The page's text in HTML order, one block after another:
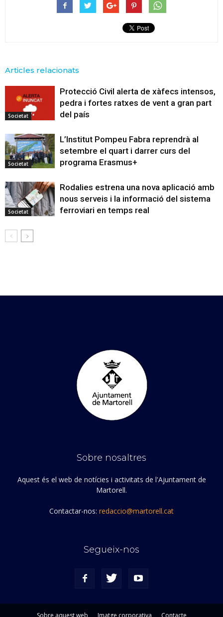
Articles relacionats
Societat
Protecció Civil alerta de xàfecs intensos,
pedra i fortes ratxes de vent a gran part
del país
Societat
L’Institut Pompeu Fabra reprendrà al
setembre el quart i darrer curs del
programa Erasmus+
Societat
Rodalies estrena una nova aplicació amb
nous serveis i la informació del sistema
ferroviari en temps real
Sobre nosaltres
Aquest és el web de notícies i activitats de l'Ajuntament de
Martorell.
Contactar-nos: redaccio@martorell.cat
Segueix-nos